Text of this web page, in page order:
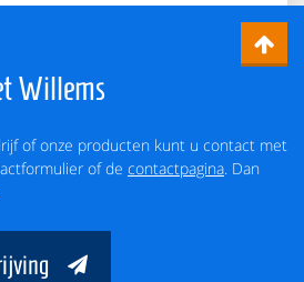
Willems
of onze producten kunt u contact met
of de contactpagina. Dan